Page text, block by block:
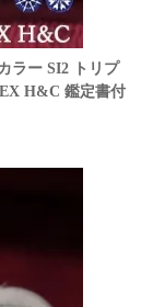
ラー SI2 トリプ
H&C 鑑定書付